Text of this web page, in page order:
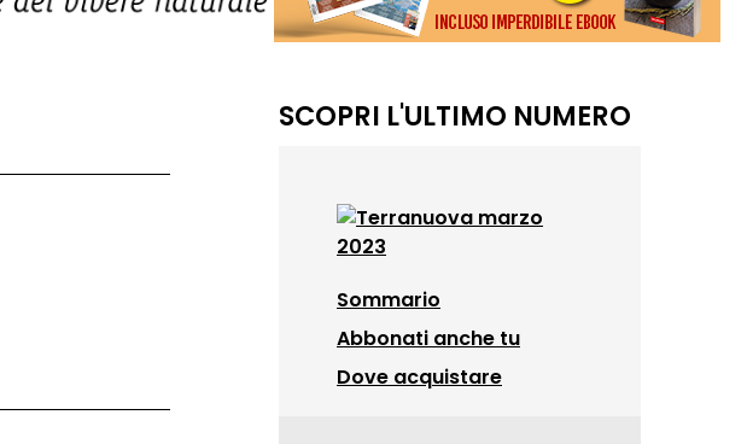
SCOPRI L'ULTIMO NUMERO
Sommario
Abbonati anche tu
Dove acquistare